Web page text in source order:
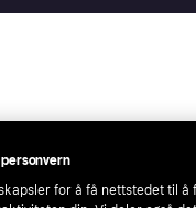
personvern
for å få nettstedet til å